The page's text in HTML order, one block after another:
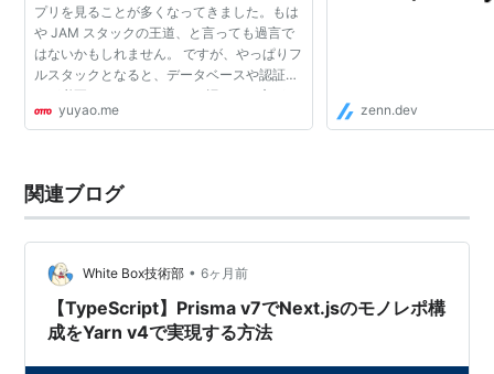
プリを見ることが多くなってきました。もは
や JAM スタックの王道、と言っても過言で
はないかもしれません。 ですが、やっぱりフ
ルスタックとなると、データベースや認証な
どが必要になってきて、その辺のやり方がい
まいちよくわからない、という人も多いので
yuyao.me zenn.dev
関連ブログ
White Box技術部 • 6ヶ月前
【TypeScript】Prisma v7でNext.jsのモノレポ構
成をYarn v4で実現する方法